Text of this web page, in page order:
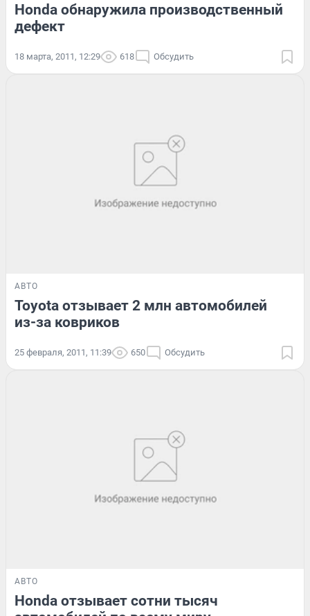
Honda обнаружила производственный
дефект
18 марта, 2011, 12:29 618 Обсудить
АВТО
Toyota отзывает 2 млн автомобилей
из-за ковриков
25 февраля, 2011, 11:39 650 Обсудить
АВТО
Honda отзывает сотни тысяч